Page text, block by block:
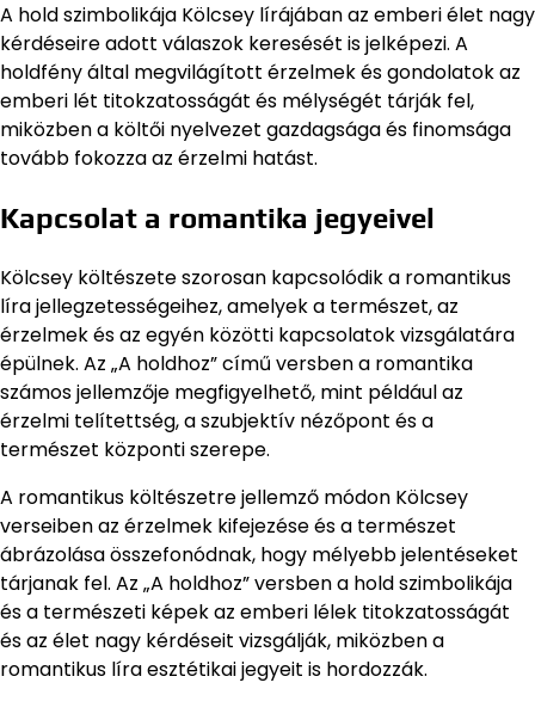
A hold szimbolikája Kölcsey lírájában az emberi élet nagy
kérdéseire adott válaszok keresését is jelképezi. A
holdfény által megvilágított érzelmek és gondolatok az
emberi lét titokzatosságát és mélységét tárják fel,
miközben a költői nyelvezet gazdagsága és finomsága
tovább fokozza az érzelmi hatást.
Kapcsolat a romantika jegyeivel
Kölcsey költészete szorosan kapcsolódik a romantikus
líra jellegzetességeihez, amelyek a természet, az
érzelmek és az egyén közötti kapcsolatok vizsgálatára
épülnek. Az „A holdhoz” című versben a romantika
számos jellemzője megfigyelhető, mint például az
érzelmi telítettség, a szubjektív nézőpont és a
természet központi szerepe.
A romantikus költészetre jellemző módon Kölcsey
verseiben az érzelmek kifejezése és a természet
ábrázolása összefonódnak, hogy mélyebb jelentéseket
tárjanak fel. Az „A holdhoz” versben a hold szimbolikája
és a természeti képek az emberi lélek titokzatosságát
és az élet nagy kérdéseit vizsgálják, miközben a
romantikus líra esztétikai jegyeit is hordozzák.